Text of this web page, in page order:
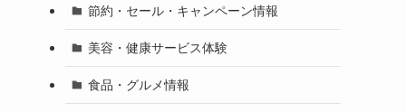
節約・セール・キャンペーン情報
美容・健康サービス体験
食品・グルメ情報